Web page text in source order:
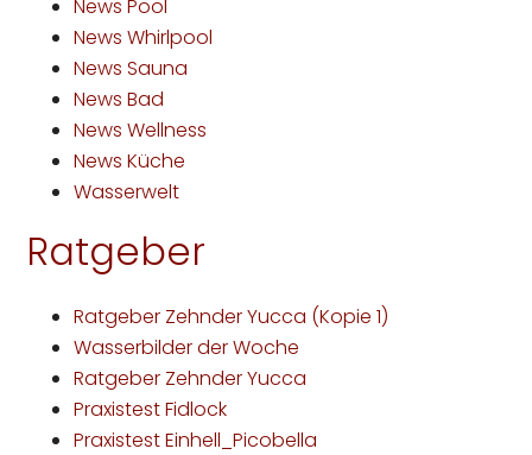
News Pool
News Whirlpool
News Sauna
News Bad
News Wellness
News Küche
Wasserwelt
Ratgeber
Ratgeber Zehnder Yucca (Kopie 1)
Wasserbilder der Woche
Ratgeber Zehnder Yucca
Praxistest Fidlock
Praxistest Einhell_Picobella